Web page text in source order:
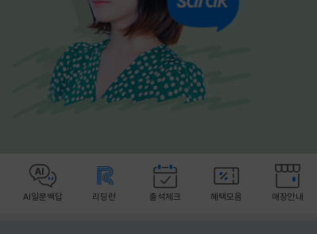
AI일문백답 리딩런 출석체크 혜택모음 매장안내